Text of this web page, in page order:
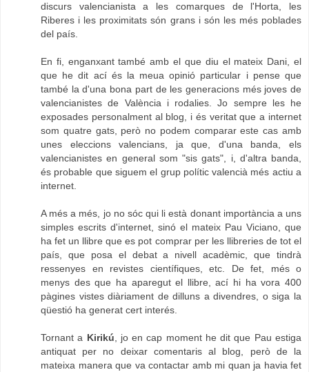
discurs valencianista a les comarques de l'Horta, les
Riberes i les proximitats són grans i són les més poblades
del país.
En fi, enganxant també amb el que diu el mateix Dani, el
que he dit ací és la meua opinió particular i pense que
també la d'una bona part de les generacions més joves de
valencianistes de València i rodalies. Jo sempre les he
exposades personalment al blog, i és veritat que a internet
som quatre gats, però no podem comparar este cas amb
unes eleccions valencians, ja que, d'una banda, els
valencianistes en general som "sis gats", i, d'altra banda,
és probable que siguem el grup polític valencià més actiu a
internet.
A més a més, jo no sóc qui li està donant importància a uns
simples escrits d'internet, sinó el mateix Pau Viciano, que
ha fet un llibre que es pot comprar per les llibreries de tot el
país, que posa el debat a nivell acadèmic, que tindrà
ressenyes en revistes científiques, etc. De fet, més o
menys des que ha aparegut el llibre, ací hi ha vora 400
pàgines vistes diàriament de dilluns a divendres, o siga la
qüestió ha generat cert interés.
Tornant a Kirikú , jo en cap moment he dit que Pau estiga
antiquat per no deixar comentaris al blog, però de la
mateixa manera que va contactar amb mi quan ja havia fet